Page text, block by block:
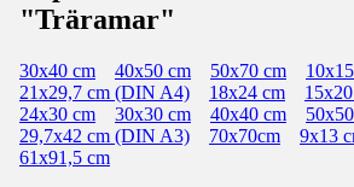
"Träramar"
30x40 cm 40x50 cm 50x70 cm
21x29,7 cm (DIN A4)
18x24 cm
24x30 cm
30x30 cm 40x40 cm
29,7x42 cm (DIN A3)
70x70cm 9x13
61x91,5 cm